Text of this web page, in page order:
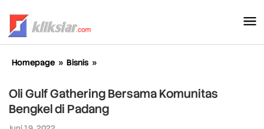
konten
Homepage » Bisnis »
Gathering
Bersama
Komunitas
Oli Gulf Gathering Bersama Komunitas
Bengkel di Padang